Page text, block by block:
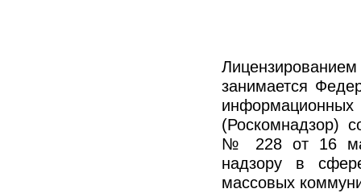
занимается
(Роскомнадзор)
№ 228 от 16
надзору в
массовых